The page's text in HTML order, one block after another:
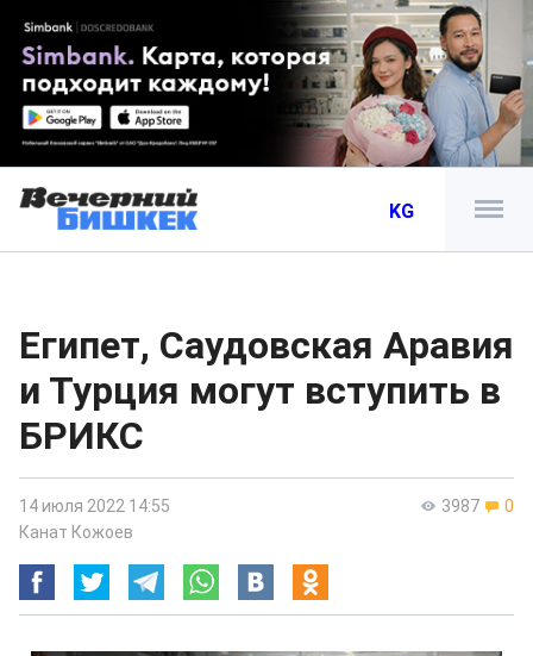
KG
Египет, Саудовская Аравия
и Турция могут вступить в
БРИКС
3987 0
14 июля 2022 14:55
Канат Кожоев